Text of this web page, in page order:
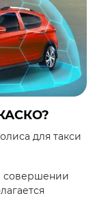
для такси
совершении